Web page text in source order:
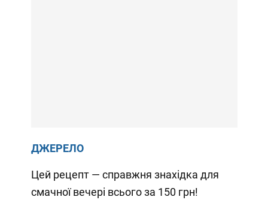
ДЖЕРЕЛО
Цей рецепт — справжня знахідка для
смачної вечері всього за 150 грн!